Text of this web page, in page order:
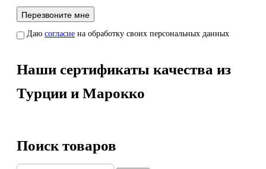
Даю согласие на обработку своих персональных данных
Наши сертификаты качества из
Турции и Марокко
Поиск товаров